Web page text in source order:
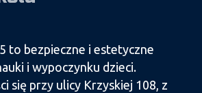
to bezpieczne i estetyczne
i wypoczynku dzieci.
się przy ulicy Krzyskiej 108, z